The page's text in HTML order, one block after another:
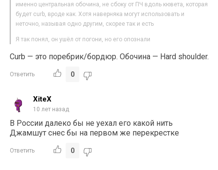
именно центральная обочина, не сбоку от ПЧ вдоль кювета, которая
будет curb, вроде как. Хотя наверняка могут использовать и
неточно, называя одно другим, скорее так и есть
Я так понял, он ушёл от погони, но его опознали
Сurb — это поребрик/бордюр. Обочина — Hard shoulder.
Ответить 0
XiteX
10 лет назад
В России далеко бы не уехал его какой нить
Джамшут снес бы на первом же перекрестке
Ответить 0